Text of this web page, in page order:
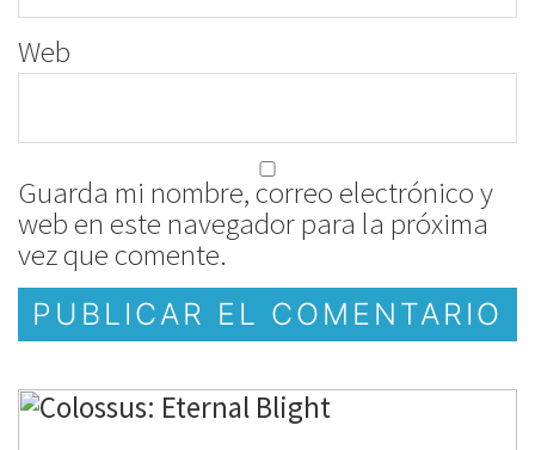
Web
Guarda mi nombre, correo electrónico y
web en este navegador para la próxima
vez que comente.